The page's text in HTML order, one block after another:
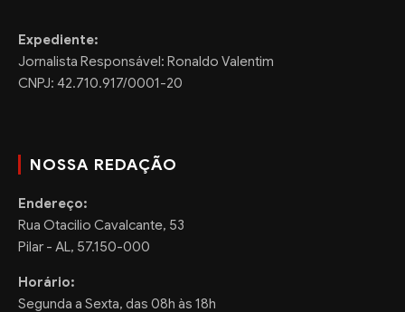
Expediente:
Jornalista Responsável: Ronaldo Valentim
CNPJ: 42.710.917/0001-20
NOSSA REDAÇÃO
Endereço:
Rua Otacilio Cavalcante, 53
Pilar - AL, 57.150-000
Horário:
Segunda a Sexta, das 08h às 18h